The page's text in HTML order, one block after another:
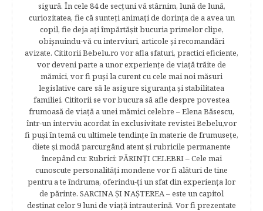
sigură. În cele 84 de secțuni vă stârnim, lună de lună,
curiozitatea, fie că sunteţi animaţi de dorinţa de a avea un
copil, fie deja aţi împărtăşit bucuria primelor clipe,
obişnuindu-vă cu interviuri, articole şi recomandări
avizate. Cititorii Bebelu.ro vor afla sfaturi, practici eficiente,
vor deveni parte a unor experienţe de viaţă trăite de
mămici, vor fi puşi la curent cu cele mai noi măsuri
legislative care să le asigure siguranţa şi stabilitatea
familiei. Cititorii se vor bucura să afle despre povestea
frumoasă de viață a unei mămici celebre – Elena Băsescu,
într-un interviu acordat în exclusivitate revistei Bebelu,vor
fi puşi în temă cu ultimele tendinţe în materie de frumuseţe,
diete şi modă parcurgând atent şi rubricile permanente
începând cu: Rubrici: PĂRINŢI CELEBRI – Cele mai
cunoscute personalităţi mondene vor fi alături de tine
pentru a te îndruma, oferindu-ţi un sfat din experienţa lor
de părinte. SARCINA ŞI NAŞTEREA – este un capitol
destinat celor 9 luni de viaţă intrauterină. Vor fi prezentate